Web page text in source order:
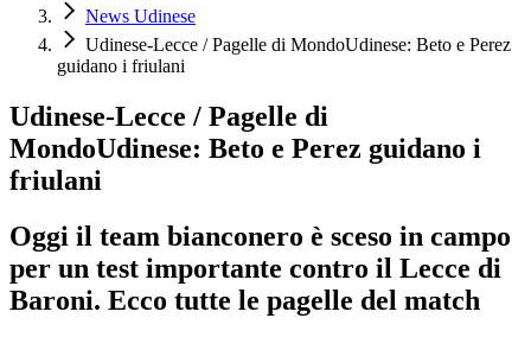
News Udinese
Udinese-Lecce / Pagelle di MondoUdinese: Beto e Perez
guidano i friulani
Udinese-Lecce / Pagelle di
MondoUdinese: Beto e Perez guidano i
friulani
Oggi il team bianconero è sceso in campo
per un test importante contro il Lecce di
Baroni. Ecco tutte le pagelle del match